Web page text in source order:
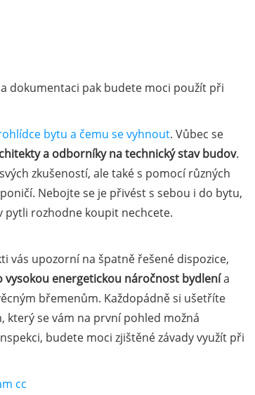
dokumentaci pak budete moci použít při
bytu a čemu se vyhnout. Vůbec se
a odborníky na technický stav budov.
zkušeností, ale také s pomocí různých
Nebojte se je přivést s sebou i do bytu,
pytli rozhodne koupit nechcete.
vás upozorní na špatně řešené dispozice,
vysokou energetickou náročnost bydlenía
břemenům. Každopádně si ušetříte
který se vám na první pohled možná
budete moci zjištěné závady využít při
cc